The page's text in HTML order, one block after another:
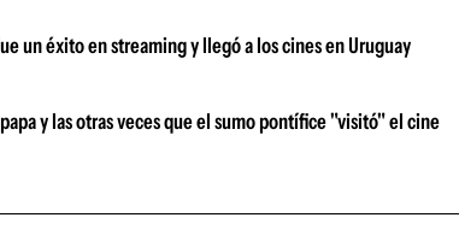
un éxito en streaming y llegó a los cines en Uruguay
y las otras veces que el sumo pontífice "visitó" el cine